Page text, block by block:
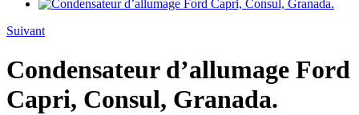
Suivant
Condensateur d’allumage Ford
Capri, Consul, Granada.